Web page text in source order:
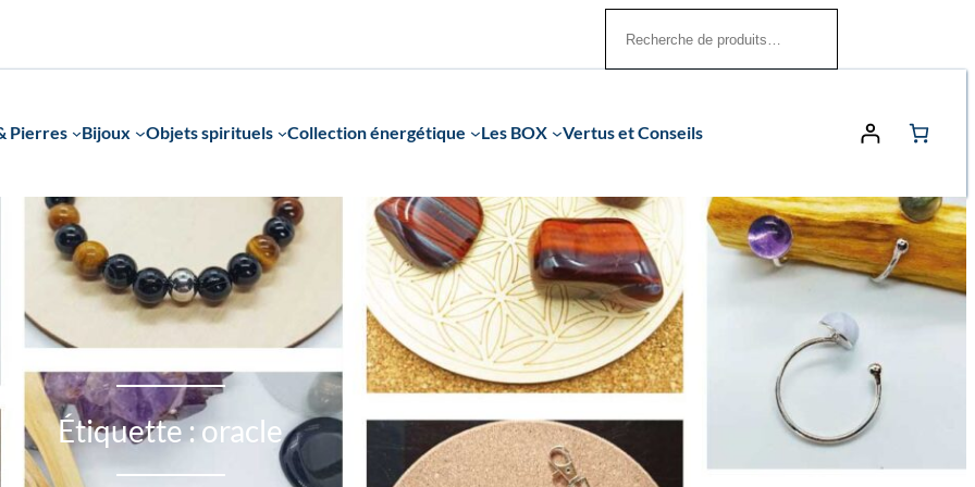
Pierres Bijoux Objets spirituels Collection énergétique Les BOX Vertus et Conseils
Étiquette :oracle